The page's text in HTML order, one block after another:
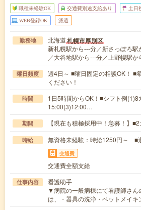
職種未経験OK 交通費別途支給あり 土日
WEB登録OK 派遣
勤務地 北海道札幌市厚別区
新札幌駅から---分／新さっぽろ
／大谷地駅から---分／上野幌駅か
曜日頻度
週4日～ ■曜日固定の相談OK！ ■
ください！
時間
1日5時間からOK！■シフト例
15:00(3)12:00…
期間 【現在も積極採用中！急募！】■2
時給 無資格未経験：時給1250円～
交通費
交通費全額支給
仕事内容
看護助手
▼病院の一般病棟にて看護師さん
は、・器具の洗浄・ベットメイ